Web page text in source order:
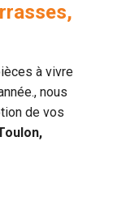
à vivre
nous
de vos